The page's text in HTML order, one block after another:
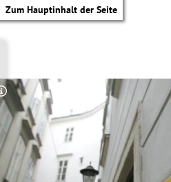
Zum Hauptinhalt der Seite
Copyright-Hinweis öffnen/schließen